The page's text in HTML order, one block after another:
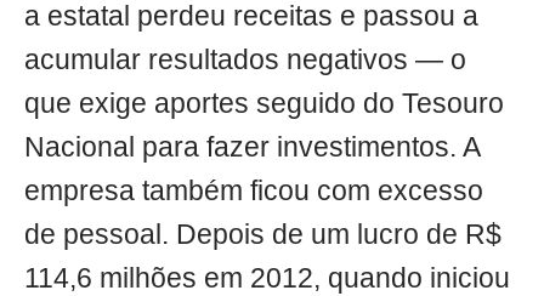
a estatal perdeu receitas e passou a
acumular resultados negativos — o
que exige aportes seguido do Tesouro
Nacional para fazer investimentos. A
empresa também ficou com excesso
de pessoal. Depois de um lucro de R$
114,6 milhões em 2012, quando iniciou